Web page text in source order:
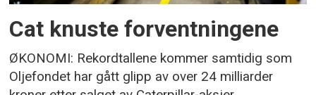
Cat knuste forventningene
ØKONOMI: Rekordtallene kommer samtidig som
Oljefondet har gått glipp av over 24 milliarder